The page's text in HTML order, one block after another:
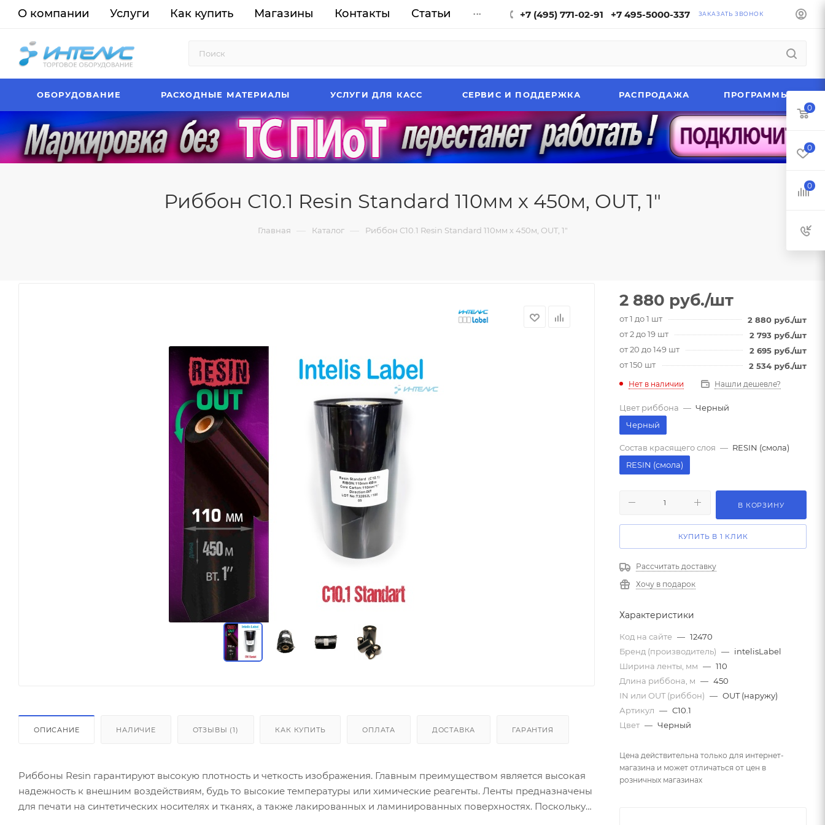
О компании Услуги Как купить Магазины Контакты Статьи ... +7 (495) 771-02-91 +7 495-5000-337 ЗАКАЗАТЬ ЗВОНОК
ОБОРУДОВАНИЕ РАСХОДНЫЕ МАТЕРИАЛЫ УСЛУГИ ДЛЯ КАСС СЕРВИС И ПОДДЕРЖКА РАСПРОДАЖА ПРОГРАММЫ
Риббон C10.1 Resin Standard 110мм х 450м, OUT, 1"
Главная — Каталог — Риббон C10.1 Resin Standard 110мм х 450м, OUT, 1"
ОПИСАНИЕ НАЛИЧИЕ ОТЗЫВЫ (1) КАК КУПИТЬ ОПЛАТА ДОСТАВКА ГАРАНТИЯ
Риббоны Resin гарантируют высокую плотность и четкость изображения. Главным преимуществом является высокая
надежность к внешним воздействиям, будь то высокие температуры или химические реагенты. Ленты предназначены
для печати на синтетических носителях и тканях, а также лакированных и ламинированных поверхностях. Поскольку
2 880 руб./шт
от 1 до 1 шт 2 880 руб./шт
от 2 до 19 шт
2 793 руб./шт
от 20 до 149 шт
2 695 руб./шт
от 150 шт
2 534 руб./шт
Нет в наличии Нашли дешевле?
Цвет риббона — Черный
Черный
Состав красящего слоя — RESIN (смола)
RESIN (смола)
В КОРЗИНУ
КУПИТЬ В 1 КЛИК
Рассчитать доставку
Хочу в подарок
Характеристики
Код на сайте — 12470
Бренд (производитель) — intelisLabel
Ширина ленты, мм — 110
Длина риббона, м — 450
IN или OUT (риббон) — OUT (наружу)
Артикул — C10.1
Цвет — Черный
Цена действительна только для интернет-
магазина и может отличаться от цен в
розничных магазинах
0
0
0